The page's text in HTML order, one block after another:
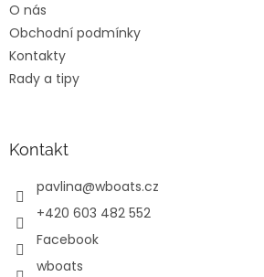
O nás
Obchodní podmínky
Kontakty
Rady a tipy
Kontakt
pavlina@wboats.cz
+420 603 482 552
Facebook
wboats